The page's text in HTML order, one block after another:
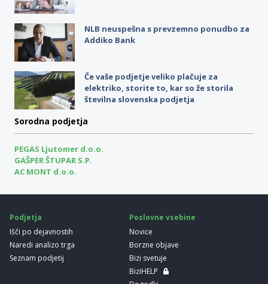
NLB neuspešna s prevzemno ponudbo za
Addiko Bank
Če vaše podjetje veliko plačuje za
elektriko, storite to, kar so že storila
številna slovenska podjetja
Sorodna podjetja
PEGAS Ljutomer d.o.o.
GAŠPER ŠTUPAR S.P.
AC MONT d.o.o.
Podjetja
Išči po dejavnostih
Naredi analizo trga
Seznam podjetij
Poslovne vsebine
Novice
Borzne objave
Bizi svetuje
BiziHELP